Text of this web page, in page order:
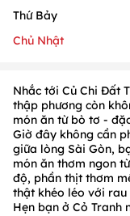
Thứ Bảy
Chủ Nhật
Nhắc tới Củ Chi Đất
thập phương còn
món ăn từ bò tơ -
Giờ đây không cần
giữa lòng Sài Gòn,
món ăn thơm ngon
độ, phần thịt thơm
thật khéo léo với
Hẹn bạn ở Cỏ Tranh